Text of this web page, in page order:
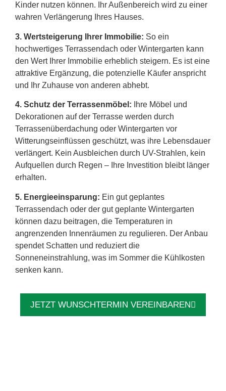
Kinder nutzen können. Ihr Außenbereich wird zu einer
wahren Verlängerung Ihres Hauses.
3. Wertsteigerung Ihrer Immobilie: So ein
hochwertiges Terrassendach oder Wintergarten kann
den Wert Ihrer Immobilie erheblich steigern. Es ist eine
attraktive Ergänzung, die potenzielle Käufer anspricht
und Ihr Zuhause von anderen abhebt.
4. Schutz der Terrassenmöbel: Ihre Möbel und
Dekorationen auf der Terrasse werden durch
Terrassenüberdachung oder Wintergarten vor
Witterungseinflüssen geschützt, was ihre Lebensdauer
verlängert. Kein Ausbleichen durch UV-Strahlen, kein
Aufquellen durch Regen – Ihre Investition bleibt länger
erhalten.
5. Energieeinsparung: Ein gut geplantes
Terrassendach oder der gut geplante Wintergarten
können dazu beitragen, die Temperaturen in
angrenzenden Innenräumen zu regulieren. Der Anbau
spendet Schatten und reduziert die
Sonneneinstrahlung, was im Sommer die Kühlkosten
senken kann.
JETZT WUNSCHTERMIN VEREINBAREN